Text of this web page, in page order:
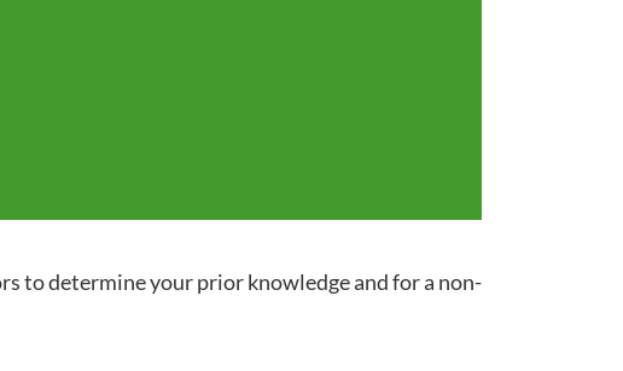
to determine your prior knowledge and for a non-